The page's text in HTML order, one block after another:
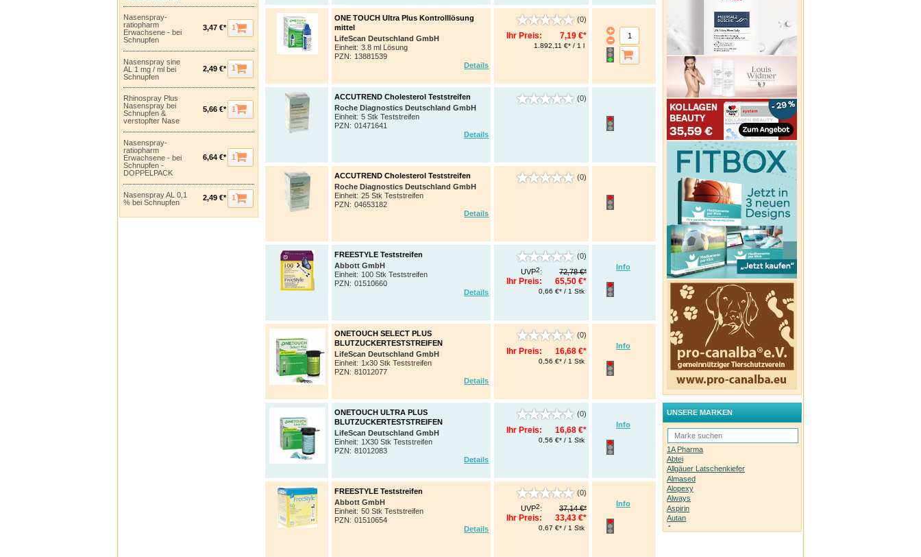
ONE TOUCH Ultra Plus Kontrolllösung
mittel
LifeScan Deutschland GmbH
Einheit: 3.8 ml Lösung
PZN: 13881539
Details
(0)
Ihr Preis: 7,19 €*
1.892,11 €* / 1 l
ACCUTREND Cholesterol Teststreifen
Roche Diagnostics Deutschland GmbH
Einheit: 5 Stk Teststreifen
PZN: 01471641
Details
(0)
ACCUTREND Cholesterol Teststreifen
Roche Diagnostics Deutschland GmbH
Einheit: 25 Stk Teststreifen
PZN: 04653182
Details
(0)
Info
FREESTYLE Teststreifen
Abbott GmbH
Einheit: 100 Stk Teststreifen
PZN: 01510660
Details
(0)
UVP2: 72,78 €*
Ihr Preis: 65,50 €*
0,66 €* / 1 Stk
Info
ONETOUCH SELECT PLUS
BLUTZUCKERTESTSTREIFEN
LifeScan Deutschland GmbH
Einheit: 1x30 Stk Teststreifen
PZN: 81012077
Details
(0)
Ihr Preis: 16,68 €*
0,56 €* / 1 Stk
Info
ONETOUCH ULTRA PLUS
BLUTZUCKERTESTSTREIFEN
LifeScan Deutschland GmbH
Einheit: 1X30 Stk Teststreifen
PZN: 81012083
Details
(0)
Ihr Preis: 16,68 €*
0,56 €* / 1 Stk
Info
FREESTYLE Teststreifen
Abbott GmbH
Einheit: 50 Stk Teststreifen
PZN: 01510654
Details
(0)
UVP2: 37,14 €*
Ihr Preis: 33,43 €*
0,67 €* / 1 Stk
Nasenspray-
ratiopharm
Erwachsene - bei
Schnupfen
3,47 €* 1
Nasenspray sine
AL 1 mg / ml bei
Schnupfen
2,49 €* 1
Rhinospray Plus
Nasenspray bei
Schnupfen &
verstopfter Nase
5,66 €* 1
Nasenspray-
ratiopharm
Erwachsene - bei
Schnupfen -
DOPPELPACK
6,64 €* 1
Nasenspray AL 0,1
% bei Schnupfen
2,49 €* 1
UNSERE MARKEN
1A Pharma
Abtei
Allgäuer Latschenkiefer
Almased
Alopexy
Always
Aspirin
Autan
Avene